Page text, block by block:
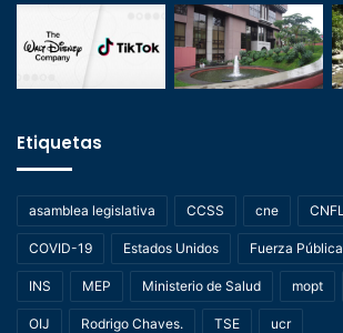
Etiquetas
asamblea legislativa CCSS cne CNFL
COVID-19 Estados Unidos Fuerza Pública
INS MEP Ministerio de Salud mopt
OIJ Rodrigo Chaves. TSE ucr